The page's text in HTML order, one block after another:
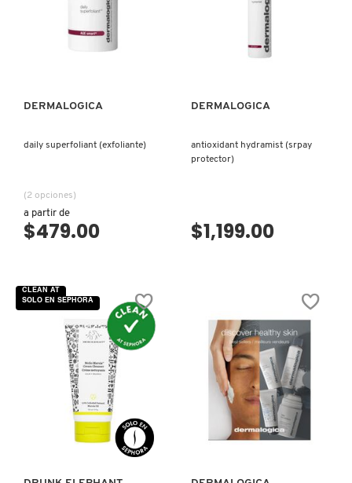
GIORGIO ARMANI
GIVENCHY
GLOSSIER
GUCCI
GUERLAIN
HUDA BEAUTY
VISTA RÁPIDA
DERMALOGICA
daily superfoliant (exfoliante)
(2 opciones)
a partir de
$479.00
VISTA RÁPIDA
DERMALOGICA
antioxidant hydramist (srpay
protector)
$1,199.00
VISTA RÁPIDA
CLEAN AT
SOLO EN SEPHORA
VISTA RÁPIDA